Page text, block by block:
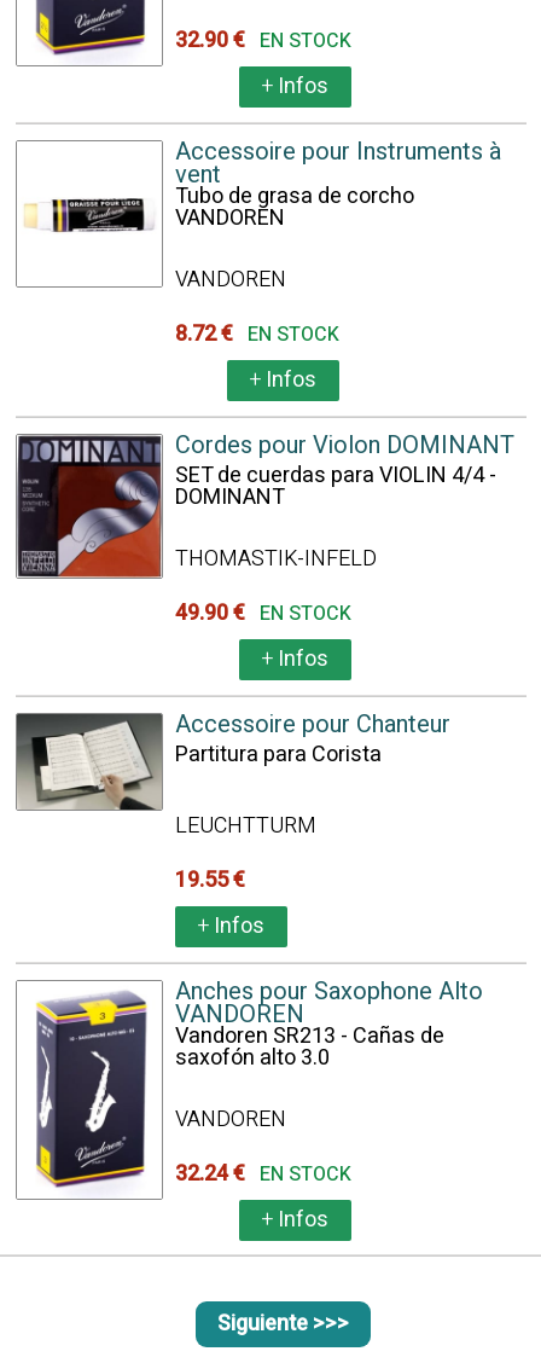
32.90 € EN STOCK
+Infos
Accessoire pour Instruments à
vent
Tubo de grasa de corcho
VANDOREN
VANDOREN
8.72 € EN STOCK
+Infos
Cordes pour Violon DOMINANT
SET de cuerdas para VIOLIN 4/4 -
DOMINANT
THOMASTIK-INFELD
49.90 € EN STOCK
+Infos
Accessoire pour Chanteur
Partitura para Corista
LEUCHTTURM
19.55 €
+Infos
Anches pour Saxophone Alto
VANDOREN
Vandoren SR213 - Cañas de
saxofón alto 3.0
VANDOREN
32.24 € EN STOCK
+Infos
Siguiente >>>